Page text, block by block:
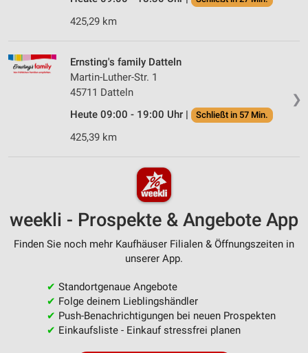
425,29 km
❯
Ernsting's family Datteln
Martin-Luther-Str. 1
45711 Datteln
Heute 09:00 - 19:00 Uhr |
Schließt in 57 Min.
425,39 km
weekli - Prospekte & Angebote App
Finden Sie noch mehr Kaufhäuser Filialen & Öffnungszeiten in
unserer App.
✔ Standortgenaue Angebote
✔ Folge deinem Lieblingshändler
✔ Push-Benachrichtigungen bei neuen Prospekten
✔ Einkaufsliste - Einkauf stressfrei planen